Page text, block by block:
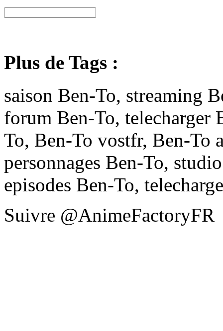
Plus de Tags :
saison Ben-To, streaming
forum Ben-To, telecharger
To, Ben-To vostfr, Ben-To
personnages Ben-To,
episodes Ben-To,
Suivre @AnimeFactoryFR